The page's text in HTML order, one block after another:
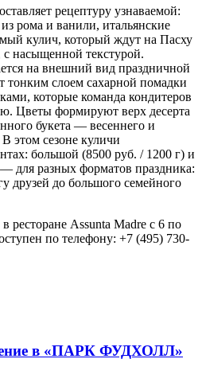
рецептуру узнаваемой:
рома и ванили, итальянские
кулич, который ждут на Пасху
насыщенной текстурой.
на внешний вид праздничной
слоем сахарной помадки
которые команда кондитеров
Цветы формируют верх десерта
букета — весеннего и
этом сезоне куличи
большой (8500 руб. / 1200 г) и
для разных форматов праздника:
друзей до большого семейного
ресторане Assunta Madre с 6 по
по телефону: +7 (495) 730-
в «ПАРК ФУДХОЛЛ»